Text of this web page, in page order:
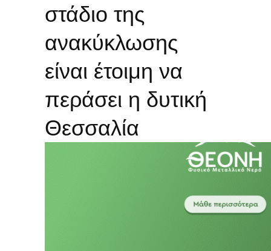
στάδιο της
ανακύκλωσης
είναι έτοιμη να
περάσει η δυτική
Θεσσαλία